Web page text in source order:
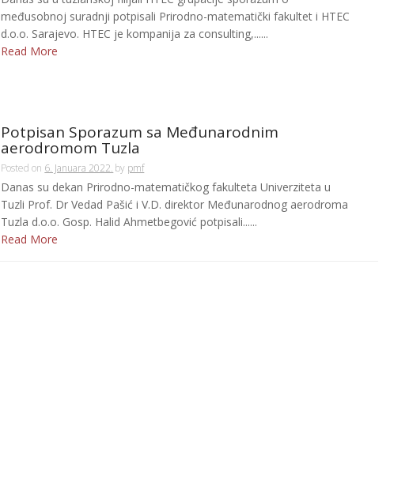
međusobnoj suradnji potpisali Prirodno-matematički fakultet i HTEC
d.o.o. Sarajevo. HTEC je kompanija za consulting,......
Read More
Potpisan Sporazum sa Međunarodnim
aerodromom Tuzla
Posted on 6. Januara 2022. by pmf
Danas su dekan Prirodno-matematičkog fakulteta Univerziteta u
Tuzli Prof. Dr Vedad Pašić i V.D. direktor Međunarodnog aerodroma
Tuzla d.o.o. Gosp. Halid Ahmetbegović potpisali......
Read More